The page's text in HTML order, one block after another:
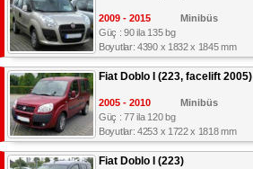
2009 - 2015
Minibüs
Güç : 90 ila 135 bg
Boyutlar: 4390 x 1832 x 1845 mm
Fiat Doblo I (223, facelift 2005)
2005 - 2010
Minibüs
Güç : 77 ila 120 bg
Boyutlar: 4253 x 1722 x 1818 mm
Fiat Doblo I (223)